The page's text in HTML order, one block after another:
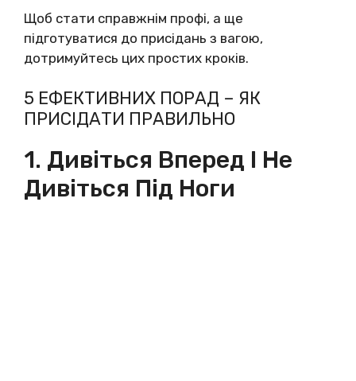
Щоб стати справжнім профі, а ще
підготуватися до присідань з вагою,
дотримуйтесь цих простих кроків.
5 ЕФЕКТИВНИХ ПОРАД – ЯК
ПРИСІДАТИ ПРАВИЛЬНО
1. Дивіться Вперед І Не
Дивіться Під Ноги